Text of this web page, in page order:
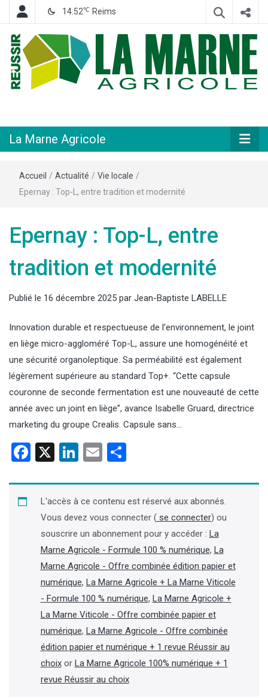
14.52℃ Reims
Agricole
La Marne Agricole
Accueil / Actualité / Vie locale /
Epernay : Top-L, entre tradition et modernité
Epernay : Top-L, entre
tradition et modernité
Publié le 16 décembre 2025 par Jean-Baptiste LABELLE
Innovation durable et respectueuse de l’environnement, le joint
en liège micro-aggloméré Top-L, assure une homogénéité et
une sécurité organoleptique. Sa perméabilité est également
légèrement supérieure au standard Top+. “Cette capsule
couronne de seconde fermentation est une nouveauté de cette
année avec un joint en liège”, avance Isabelle Gruard, directrice
marketing du groupe Crealis. Capsule sans…
Facebook
X LinkedIn
Email
L'accès à ce contenu est réservé aux abonnés.
Vous devez vous connecter (se connecter) ou
souscrire un abonnement pour y accéder : La
Marne Agricole - Formule 100 % numérique, La
Marne Agricole - Offre combinée édition papier et
numérique, La Marne Agricole + La Marne Viticole
- Formule 100 % numérique, La Marne Agricole +
La Marne Viticole - Offre combinée papier et
numérique, La Marne Agricole - Offre combinée
édition papier et numérique + 1 revue Réussir au
choixor La Marne Agricole 100% numérique + 1
revue Réussir au choix